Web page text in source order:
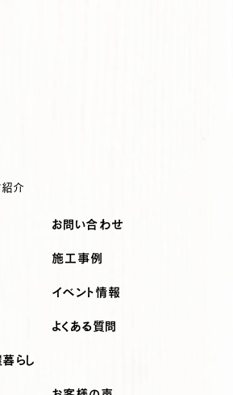
紹介
お問い合わせ
施工事例
イベント情報
よくある質問
らし